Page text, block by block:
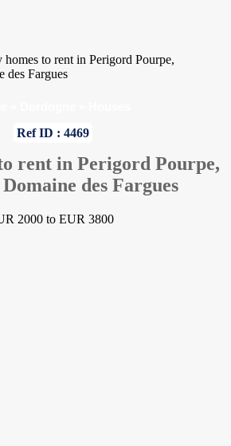
homes to rent in Perigord Pourpe,
des Fargues
Ref ID : 4469
rent in Perigord Pourpe,
des Fargues
2000 to EUR 3800